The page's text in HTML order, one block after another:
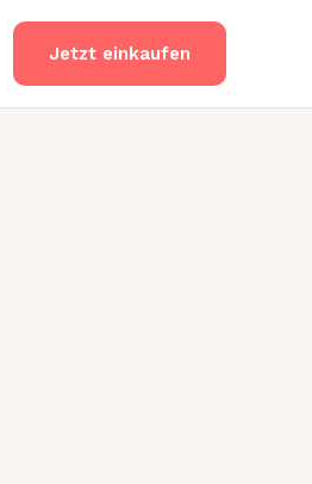
Jetzt einkaufen